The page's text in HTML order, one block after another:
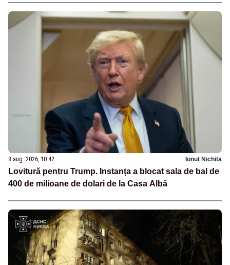
8 aug. 2026, 10:42 Ionuț Nichita
Lovitură pentru Trump. Instanța a blocat sala de bal de
400 de milioane de dolari de la Casa Albă